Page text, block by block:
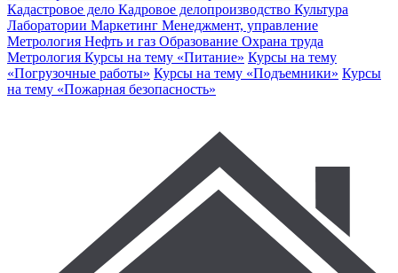
Кадастровое дело Кадровое делопроизводство Культура
Лаборатории Маркетинг Менеджмент, управление
Метрология Нефть и газ Образование Охрана труда
Метрология Курсы на тему «Питание» Курсы на тему
«Погрузочные работы» Курсы на тему «Подъемники» Курсы
на тему «Пожарная безопасность»